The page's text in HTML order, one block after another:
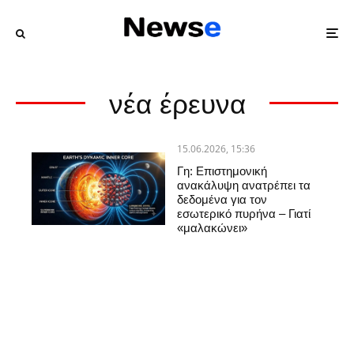
νέα έρευνα
15.06.2026, 15:36
Γη: Επιστημονική
ανακάλυψη ανατρέπει τα
δεδομένα για τον
εσωτερικό πυρήνα – Γιατί
«μαλακώνει»